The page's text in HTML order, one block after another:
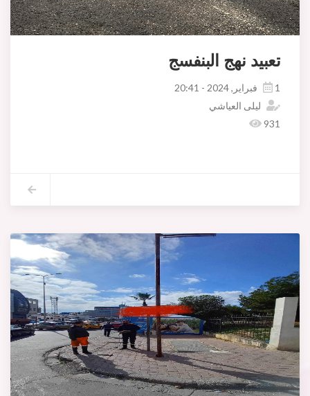
تعبيد نهج البنفسج
1 فبراير, 2024 - 20:41
ليلى العياشي
931